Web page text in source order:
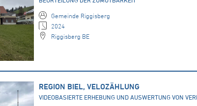
Gemeinde Riggisberg
2024
Riggisberg BE
REGION BIEL, VELOZÄHLUNG
VIDEOBASIERTE ERHEBUNG UND AUSWERTUNG VON